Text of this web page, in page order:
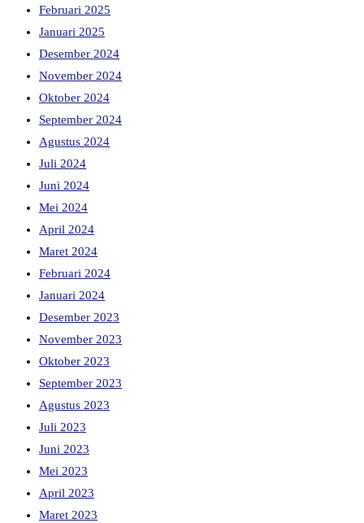
Februari 2025
Januari 2025
Desember 2024
November 2024
Oktober 2024
September 2024
Agustus 2024
Juli 2024
Juni 2024
Mei 2024
April 2024
Maret 2024
Februari 2024
Januari 2024
Desember 2023
November 2023
Oktober 2023
September 2023
Agustus 2023
Juli 2023
Juni 2023
Mei 2023
April 2023
Maret 2023